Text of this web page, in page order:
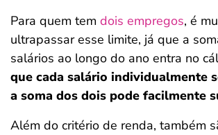
Para quem tem dois empregos, é
ultrapassar esse limite, já que a
salários ao longo do ano entra no
que cada salário individualmente
a soma dos dois pode facilmente
Além do critério de renda, também